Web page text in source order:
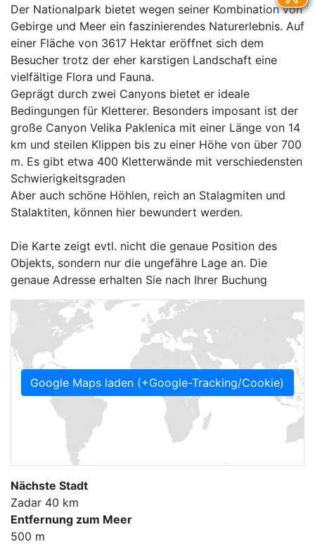
Der Nationalpark bietet wegen seiner Kombination von
Gebirge und Meer ein faszinierendes Naturerlebnis. Auf
einer Fläche von 3617 Hektar eröffnet sich dem
Besucher trotz der eher karstigen Landschaft eine
vielfältige Flora und Fauna.
Geprägt durch zwei Canyons bietet er ideale
Bedingungen für Kletterer. Besonders imposant ist der
große Canyon Velika Paklenica mit einer Länge von 14
km und steilen Klippen bis zu einer Höhe von über 700
m. Es gibt etwa 400 Kletterwände mit verschiedensten
Schwierigkeitsgraden
Aber auch schöne Höhlen, reich an Stalagmiten und
Stalaktiten, können hier bewundert werden.
Die Karte zeigt evtl. nicht die genaue Position des
Objekts, sondern nur die ungefähre Lage an. Die
genaue Adresse erhalten Sie nach Ihrer Buchung
Google Maps laden (+Google-Tracking/Cookie)
Nächste Stadt
Zadar 40 km
Entfernung zum Meer
500 m